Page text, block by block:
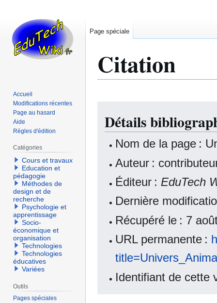
Citation
navigation
recherche
Détails
Nom de la page :
Auteur :
Éditeur : EduTech
Dernière
Récupéré le : 7
URL permanente :
Identifiant de cette
Page spéciale
Accueil
Modifications récentes
Page au hasard
Aide
Règles d'édition
Catégories
Cours et travaux
Education et
pédagogie
Méthodes de
design et de
recherche
Psychologie et
apprentissage
Socio-
économique et
organisation
Technologies
Technologies
éducatives
Variées
Outils
Pages spéciales